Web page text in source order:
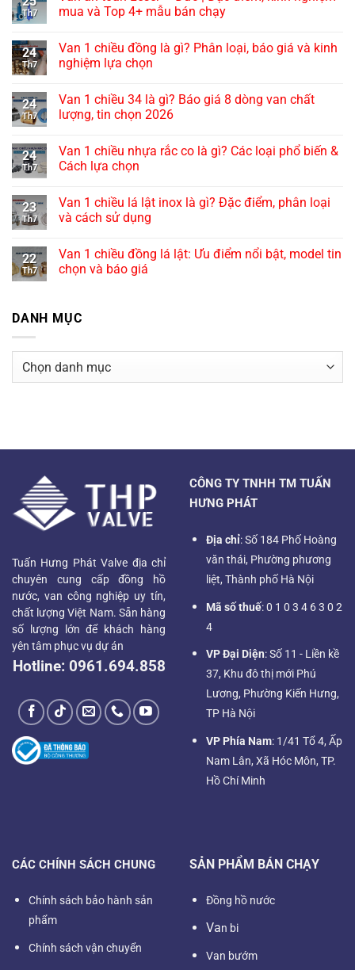
Th7
mua và Top 4+ mẫu bán chạy
24
Th7
Van 1 chiều đồng là gì? Phân loại, báo giá và kinh
nghiệm lựa chọn
24
Th7
Van 1 chiều 34 là gì? Báo giá 8 dòng van chất
lượng, tin chọn 2026
24
Th7
Van 1 chiều nhựa rắc co là gì? Các loại phổ biến &
Cách lựa chọn
23
Th7
Van 1 chiều lá lật inox là gì? Đặc điểm, phân loại
và cách sử dụng
22
Th7
Van 1 chiều đồng lá lật: Ưu điểm nổi bật, model tin
chọn và báo giá
DANH MỤC
Danh
Tuấn Hưng Phát Valve địa chỉ
chuyên cung cấp đồng hồ
nước, van công nghiệp uy tín,
chất lượng Việt Nam. Sẵn hàng
số lượng lớn để khách hàng
yên tâm phục vụ dự án
Hotline: 0961.694.858
CÔNG TY TNHH TM TUẤN
HƯNG PHÁT
Địa chỉ: Số 184 Phố Hoàng
văn thái, Phường phương
liệt, Thành phố Hà Nội
Mã số thuế: 0 1 0 3 4 6 3 0 2
4
VP Đại Diện: Số 11 - Liền kề
37, Khu đô thị mới Phú
Lương, Phường Kiến Hưng,
TP Hà Nội
VP Phía Nam: 1/41 Tổ 4, Ấp
Nam Lân, Xã Hóc Môn, TP.
Hồ Chí Minh
CÁC CHÍNH SÁCH CHUNG
Chính sách bảo hành sản
phẩm
Chính sách vận chuyển
SẢN PHẨM BÁN CHẠY
Đồng hồ nước
Van bi
Van bướm